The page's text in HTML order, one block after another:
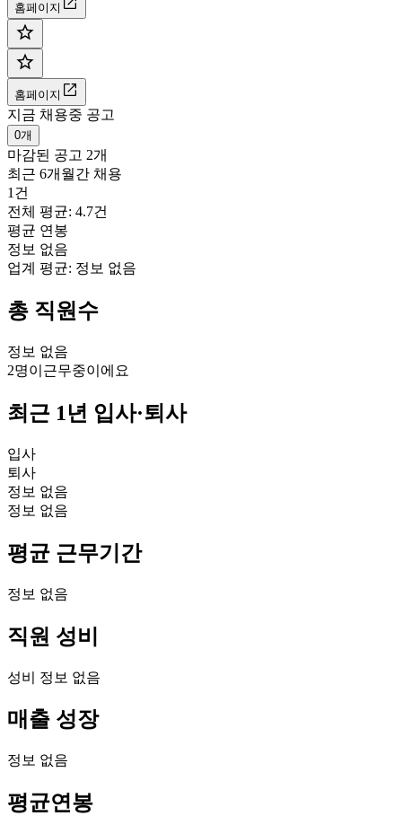
홈페이지
홈페이지
지금 채용중 공고
0개
마감된 공고 2개
최근 6개월간 채용
1건
전체 평균: 4.7건
평균 연봉
정보 없음
업계 평균: 정보 없음
총 직원수
정보 없음
2명이 근무중이에요
최근 1년 입사·퇴사
입사
퇴사
정보 없음
정보 없음
평균 근무기간
정보 없음
직원 성비
성비 정보 없음
매출 성장
정보 없음
평균연봉